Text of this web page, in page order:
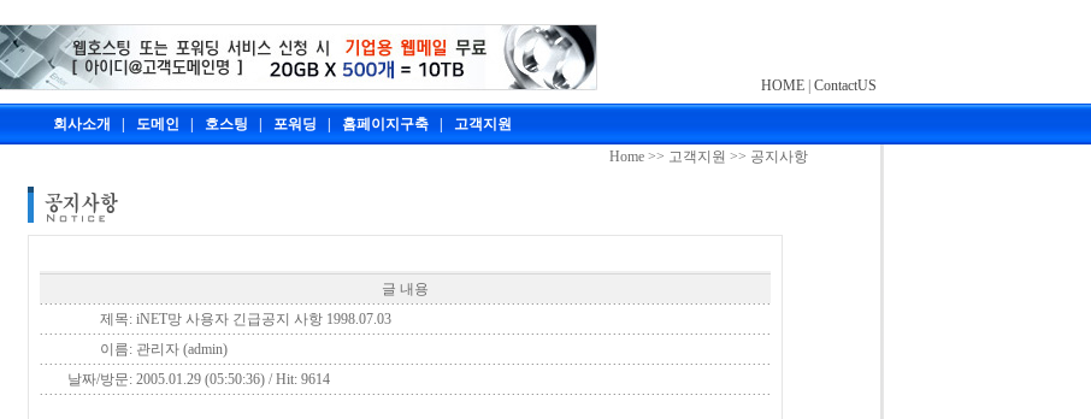
HOME ContactUS
회사소개 도메인 호스팅 포워딩 홈페이지구축
고객지원
Home >> 고객지원 >> 공지사항
글 내용
제목: iNET망 사용자 긴급공지 사항 1998.07.03
이름: 관리자 (admin)
날짜/방문: 2005.01.29 (05:50:36) / Hit: 9614